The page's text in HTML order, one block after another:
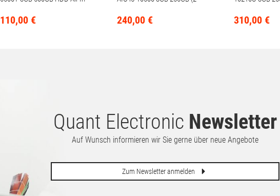
110,00 € 240,00 € 310,00 €
Quant Electronic Newsletter
Auf Wunsch informieren wir Sie gerne über neue Angebote
Zum Newsletter anmelden